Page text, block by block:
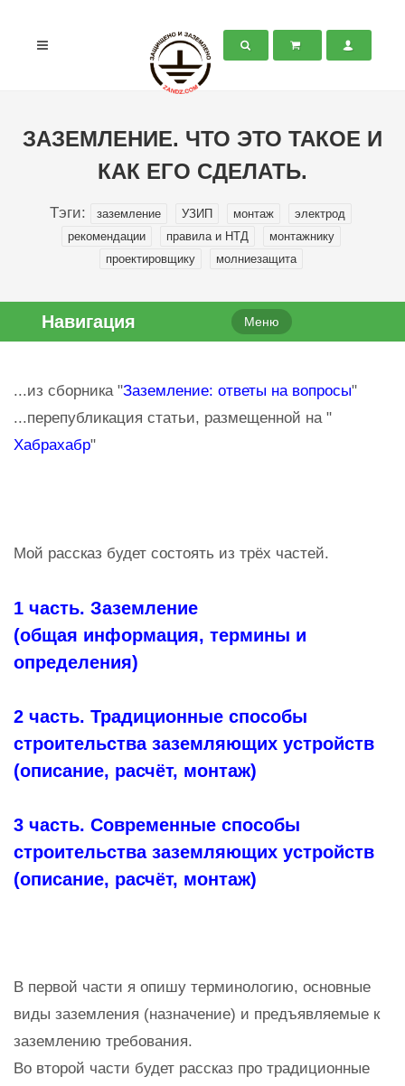
ЗАЗЕМЛЕНИЕ. ЧТО ЭТО ТАКОЕ И
КАК ЕГО СДЕЛАТЬ.
Тэги: заземление УЗИП монтаж
электрод
рекомендации
правила и НТД
монтажнику
проектировщику
молниезащита
Навигация Меню
...из сборника "Заземление: ответы на вопросы"
...перепубликация статьи, размещенной на "
Хабрахабр"
Мой рассказ будет состоять из трёх частей.
1 часть. Заземление
(общая информация, термины и
определения)
2 часть. Традиционные способы
строительства заземляющих устройств
(описание, расчёт, монтаж)
3 часть. Современные способы
строительства заземляющих устройств
(описание, расчёт, монтаж)
В первой части я опишу терминологию, основные
виды заземления (назначение) и предъявляемые к
заземлению требования.
Во второй части будет рассказ про традиционные